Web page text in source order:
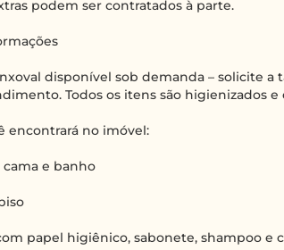
podem ser contratados à parte.
disponível sob demanda – solicite a
Todos os itens são higienizados e
encontrará no imóvel:
cama e banho
papel higiênico, sabonete, shampoo e